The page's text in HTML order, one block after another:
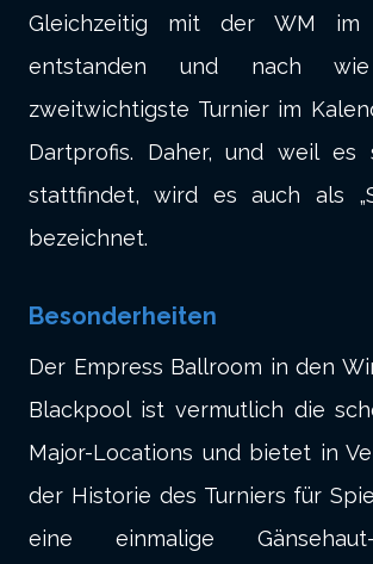
Gleichzeitig mit der WM im
entstanden und nach
zweitwichtigste Turnier im
Dartprofis. Daher, und weil es
stattfindet, wird es auch als
bezeichnet.
Besonderheiten
Der Empress Ballroom in den
Blackpool ist vermutlich die
Major-Locations und bietet in
der Historie des Turniers für
eine einmalige Gänsehaut-